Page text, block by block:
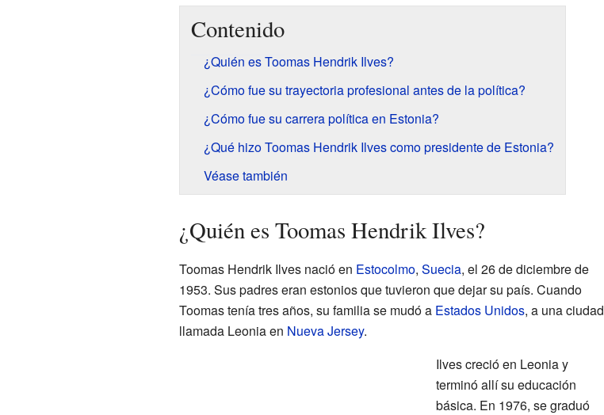
Contenido
¿Quién es Toomas Hendrik Ilves?
¿Cómo fue su trayectoria profesional antes de la política?
¿Cómo fue su carrera política en Estonia?
¿Qué hizo Toomas Hendrik Ilves como presidente de Estonia?
Véase también
¿Quién es Toomas Hendrik Ilves?
Toomas Hendrik Ilves nació en Estocolmo, Suecia, el 26 de diciembre de
1953. Sus padres eran estonios que tuvieron que dejar su país. Cuando
Toomas tenía tres años, su familia se mudó a Estados Unidos, a una ciudad
llamada Leonia en Nueva Jersey.
Ilves creció en Leonia y
terminó allí su educación
básica. En 1976, se graduó